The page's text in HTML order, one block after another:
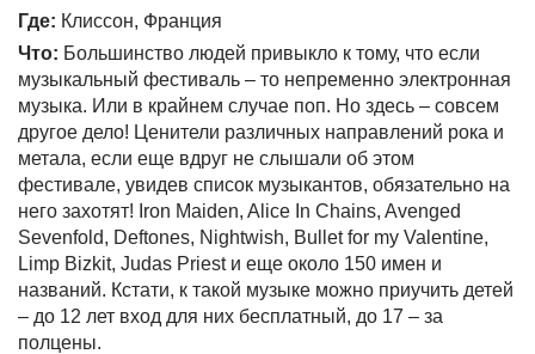
Где: Клиссон, Франция
Что: Большинство людей привыкло к тому, что если
музыкальный фестиваль – то непременно электронная
музыка. Или в крайнем случае поп. Но здесь – совсем
другое дело! Ценители различных направлений рока и
метала, если еще вдруг не слышали об этом
фестивале, увидев список музыкантов, обязательно на
него захотят! Iron Maiden, Alice In Chains, Avenged
Sevenfold, Deftones, Nightwish, Bullet for my Valentine,
Limp Bizkit, Judas Priest и еще около 150 имен и
названий. Кстати, к такой музыке можно приучить детей
– до 12 лет вход для них бесплатный, до 17 – за
полцены.